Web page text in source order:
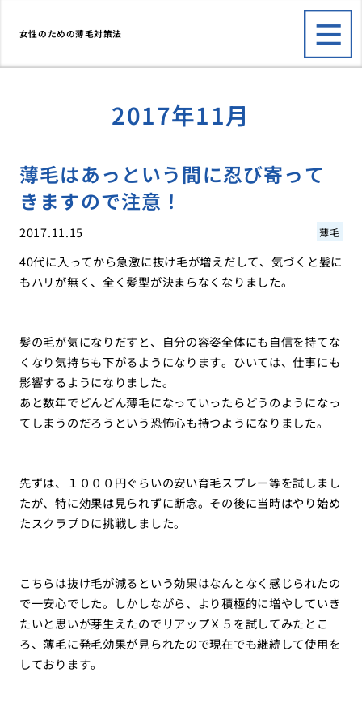
女性のための薄毛対策法
2017年11月
薄毛はあっという間に忍び寄って
きますので注意！
2017.11.15 薄毛
40代に入ってから急激に抜け毛が増えだして、気づくと髪に
もハリが無く、全く髪型が決まらなくなりました。
髪の毛が気になりだすと、自分の容姿全体にも自信を持てな
くなり気持ちも下がるようになります。ひいては、仕事にも
影響するようになりました。
あと数年でどんどん薄毛になっていったらどうのようになっ
てしまうのだろうという恐怖心も持つようになりました。
先ずは、１０００円ぐらいの安い育毛スプレー等を試しまし
たが、特に効果は見られずに断念。その後に当時はやり始め
たスクラプＤに挑戦しました。
こちらは抜け毛が減るという効果はなんとなく感じられたの
で一安心でした。しかしながら、より積極的に増やしていき
たいと思いが芽生えたのでリアップＸ５を試してみたとこ
ろ、薄毛に発毛効果が見られたので現在でも継続して使用を
しております。